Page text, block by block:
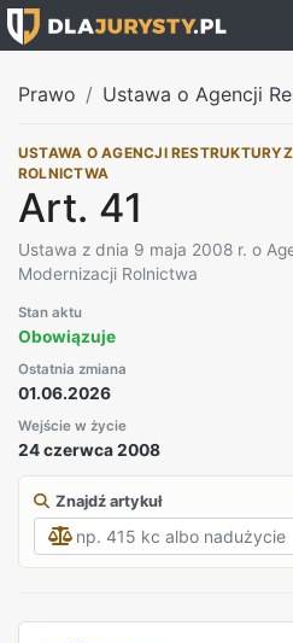
Prawo Ustawa o Agencji
USTAWA O AGENCJI
ROLNICTWA
Art. 41
Ustawa z dnia 9 maja 2008 r. o
Modernizacji Rolnictwa
Stan aktu
Obowiązuje
Ostatnia zmiana
01.06.2026
Wejście w życie
24 czerwca 2008
Znajdź artykuł